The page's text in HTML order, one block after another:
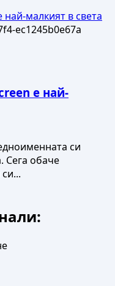
малкият в света
е най-
си
Сега обаче